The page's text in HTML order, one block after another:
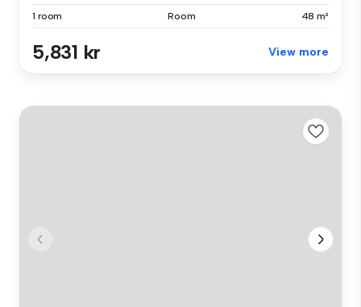
1 room Room 48 m²
5,831 kr View more